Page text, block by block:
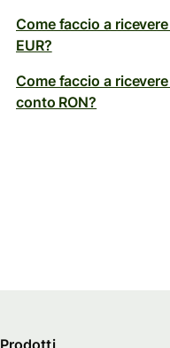
Come faccio a
EUR?
Come faccio a
conto RON?
Prodotti